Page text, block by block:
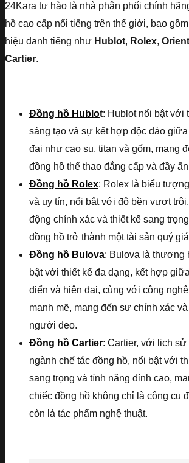
24Kara tự hào là nhà phân phối chính
hồ cao cấp nổi tiếng trên thế giới, bao
hiệu danh tiếng như Hublot, Rolex, Orient
Cartier.
Đồng hồ Hublot: Hublot nổi bật với
sáng tạo và sự kết hợp độc đáo
đại như cao su, titan và gốm, mang
đồng hồ thể thao đẳng cấp và đầy
Đồng hồ Rolex: Rolex là biểu
và uy tín, nổi bật với độ bền vượt
động chính xác và thiết kế sang
đồng hồ trở thành một tài sản quý
Đồng hồ Bulova: Bulova là thương
bật với thiết kế đa dạng, kết hợp
điển và hiện đại, cùng với công
mạnh mẽ, mang đến sự chính xác
người đeo.
Đồng hồ Cartier: Cartier, với lịch sử
ngành chế tác đồng hồ, nổi bật với
sang trọng và tính năng đỉnh cao,
chiếc đồng hồ không chỉ là công cụ
còn là tác phẩm nghệ thuật.